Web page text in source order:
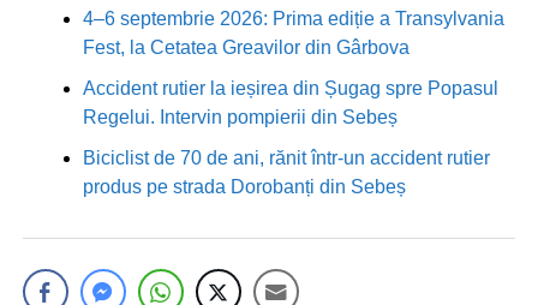
4–6 septembrie 2026: Prima ediție a Transylvania
Fest, la Cetatea Greavilor din Gârbova
Accident rutier la ieșirea din Șugag spre Popasul
Regelui. Intervin pompierii din Sebeș
Biciclist de 70 de ani, rănit într-un accident rutier
produs pe strada Dorobanți din Sebeș